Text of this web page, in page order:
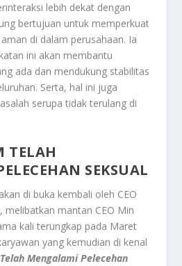
lebih dekat dengan
bertujuan untuk memperkuat
di dalam perusahaan. Ia
ini akan membantu
ada dan mendukung stabilitas
Serta, hal ini juga
serupa tidak terulang di
TELAH
SEKSUAL
di buka kembali oleh CEO
melibatkan mantan CEO Min
kali terungkap pada Maret
yang kemudian di kenal
Mengalami Pelecehan